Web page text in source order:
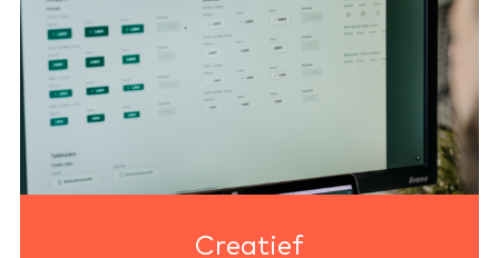
Creatief